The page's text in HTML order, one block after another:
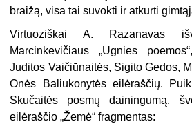
braižą, visa tai suvokti ir atkurti
Virtuoziškai A. Razanavas
Marcinkevičiaus „Ugnies
Juditos Vaičiūnaitės, Sigito Gedos,
Onės Baliukonytės eilėraščių.
Skučaitės posmų dainingumą,
eilėraščio „Žemė“ fragmentas: